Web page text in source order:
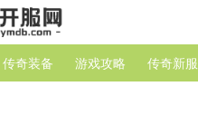
传奇装备 游戏攻略 传奇新